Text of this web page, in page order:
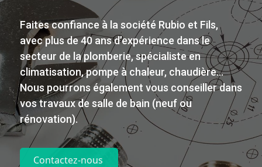
Faites confiance à la société Rubio et Fils,
avec plus de 40 ans d’expérience dans le
secteur de laplomberie, spécialiste en
climatisation, pompe à chaleur, chaudière…
Nous pourrons également vous conseiller dans
vostravauxde salle de bain (neuf ou
rénovation).
Contactez-nous